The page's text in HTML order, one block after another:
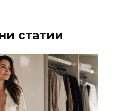
статии